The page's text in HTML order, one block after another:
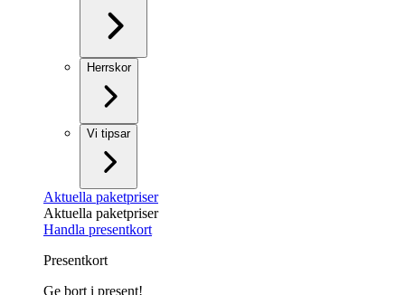
Herrskor
Vi tipsar
Aktuella paketpriser
Aktuella paketpriser
Handla presentkort
Presentkort
Ge bort i present!